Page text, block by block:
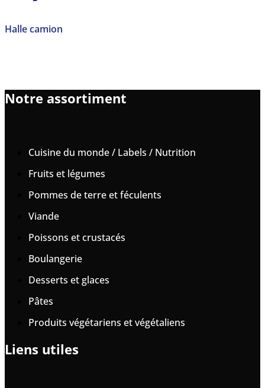
Halle camion
Notre assortiment
Cuisine du monde / Labels / Nutrition
Fruits et légumes
Pommes de terre et féculents
Viande
Poissons et crustacés
Boulangerie
Desserts et glaces
Pâtes
Produits végétariens et végétaliens
Liens utiles